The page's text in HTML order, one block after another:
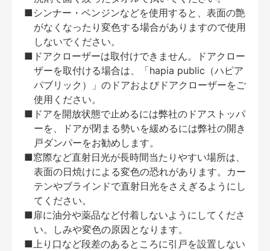
■シンナー・ベンジンなどを使用すると、表面の艶
がなくなったり変色する場合がありますので使用
しないでください。
■ドアクローザーは取付けできません。ドアクロー
ザーを取付ける場合は、「hapia public（ハピア
パブリック）」のドアおよびドアクローザーをご
使用ください。
■ドアを開放状態で止めるには弊社のドアストッパ
ーを、ドアが閉まる勢いを緩めるには弊社の開き
戸ダンパーをお勧めします。
■窓際など直射日光が長時間当たりやすい場所は、
表面の日焼けによる変色の恐れがあります。カー
テンやブラインドで直射日光をさえぎるようにし
てください。
■扉に油分や薬品など付着しないようにしてくださ
い。しみや変色の原因となります。
■上り口など段差のあるところに引戸を設置しない